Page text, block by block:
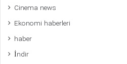
Cinema news
Ekonomi haberleri
haber
İndir